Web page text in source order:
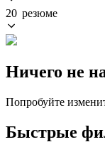
20 резюме
Ничего не
Попробуйте
Быстрые